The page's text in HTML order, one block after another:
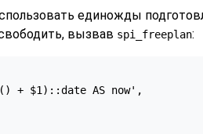
единожды
вызвав spi_freeplan:
+ $1)::date AS now',